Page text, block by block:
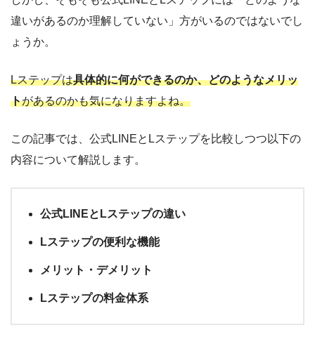
違いがあるのか理解していない」方がいるのではないでし
ょうか。
Lステップは具体的に何ができるのか、どのようなメリッ
トがあるのかも気になりますよね。
この記事では、公式LINEとLステップを比較しつつ以下の
内容について解説します。
公式LINEとLステップの違い
Lステップの便利な機能
メリット・デメリット
Lステップの料金体系